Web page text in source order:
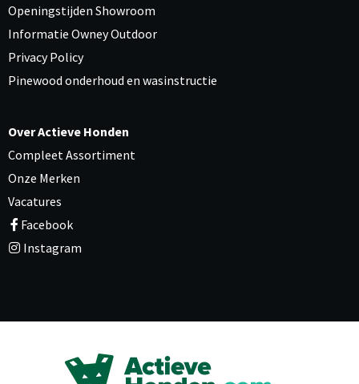
Openingstijden Showroom
Informatie Owney Outdoor
Privacy Policy
Pinewood onderhoud en wasinstructie
Over Actieve Honden
Compleet Assortiment
Onze Merken
Vacatures
Facebook
Instagram